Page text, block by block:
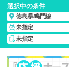
選択中の条件
徳島県/鳴門線
未指定
未指定
徳島県/鳴門線/正
人・派遣・転職・